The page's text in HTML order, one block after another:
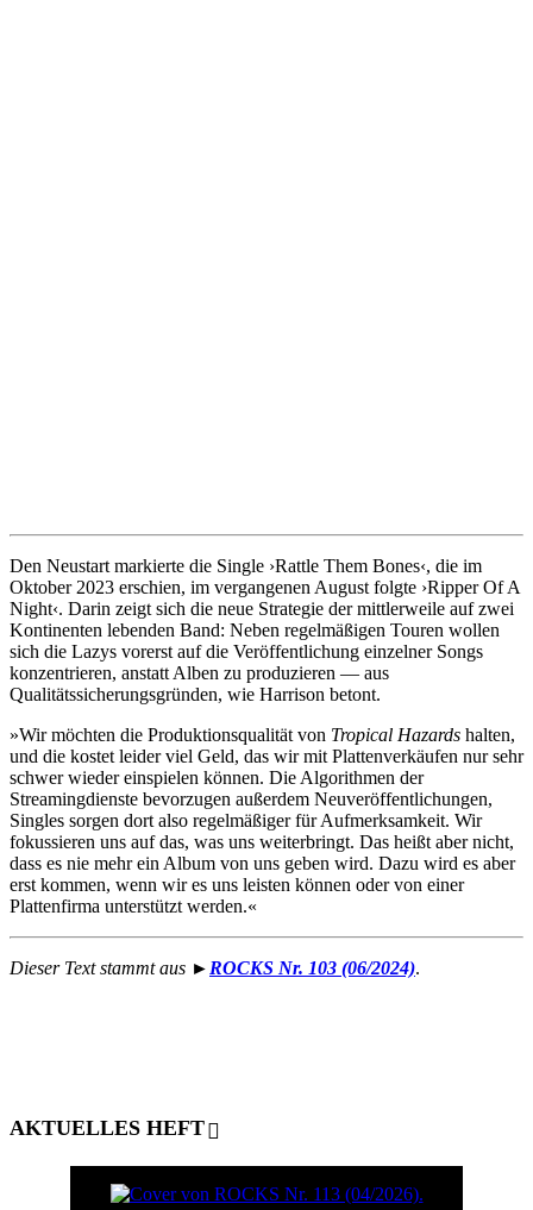
Den Neustart markierte die Single ›Rattle Them Bones‹, die im
Oktober 2023 erschien, im vergangenen August folgte ›Ripper Of A
Night‹. Darin zeigt sich die neue Strategie der mittlerweile auf zwei
Kontinenten lebenden Band: Neben regelmäßigen Touren wollen
sich die Lazys vorerst auf die Veröffentlichung einzelner Songs
konzentrieren, anstatt Alben zu produzieren — aus
Qualitätssicherungsgründen, wie Harrison betont.
»Wir möchten die Produktionsqualität von Tropical Hazards halten,
und die kostet leider viel Geld, das wir mit Plattenverkäufen nur sehr
schwer wieder einspielen können. Die Algorithmen der
Streamingdienste bevorzugen außerdem Neuveröffentlichungen,
Singles sorgen dort also regelmäßiger für Aufmerksamkeit. Wir
fokussieren uns auf das, was uns weiterbringt. Das heißt aber nicht,
dass es nie mehr ein Album von uns geben wird. Dazu wird es aber
erst kommen, wenn wir es uns leisten können oder von einer
Plattenfirma unterstützt werden.«
Dieser Text stammt aus ► ROCKS Nr. 103 (06/2024).
AKTUELLES HEFT